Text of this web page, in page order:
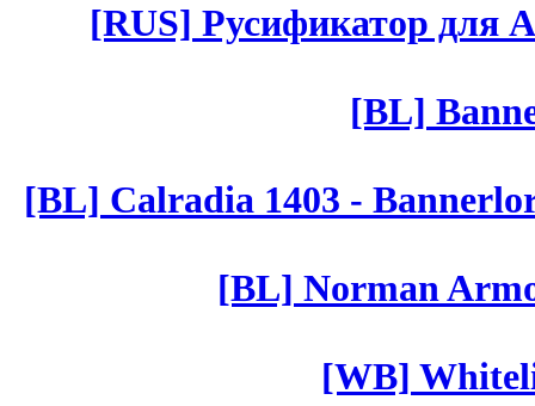
[RUS] Русификатор для
[BL]
[BL] Calradia 1403 -
[BL] Norman
[WB]